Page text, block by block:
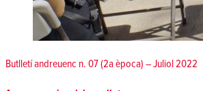
Butlletí andreuenc n. 07 (2a època) – Juliol 2022